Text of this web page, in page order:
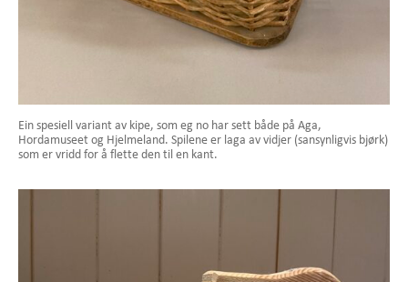
Ein spesiell variant av kipe, som eg no har sett både på Aga,
Hordamuseet og Hjelmeland. Spilene er laga av vidjer (sansynligvis bjørk)
som er vridd for å flette den til en kant.